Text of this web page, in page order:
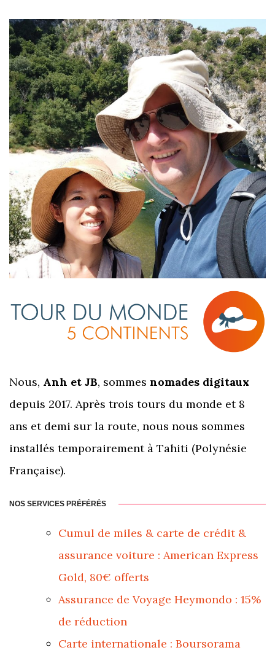
Nous, Anh et JB, sommes nomades digitaux
depuis 2017. Après trois tours du monde et 8
ans et demi sur la route, nous nous sommes
installés temporairement à Tahiti (Polynésie
Française).
NOS SERVICES PRÉFÉRÉS
Cumul de miles & carte de crédit &
assurance voiture : American Express
Gold, 80€ offerts
Assurance de Voyage Heymondo : 15%
de réduction
Carte internationale : Boursorama